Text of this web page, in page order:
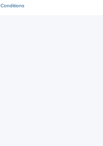
Conditions